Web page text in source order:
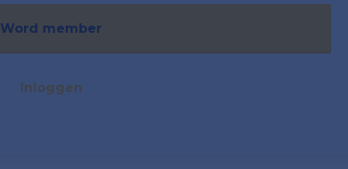
Word member
Inloggen